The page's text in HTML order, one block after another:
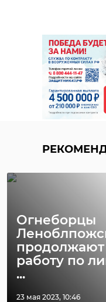
Огнеборцы
продолжают
работу по
...
23 мая 2023, 10:46
Фото:
анна